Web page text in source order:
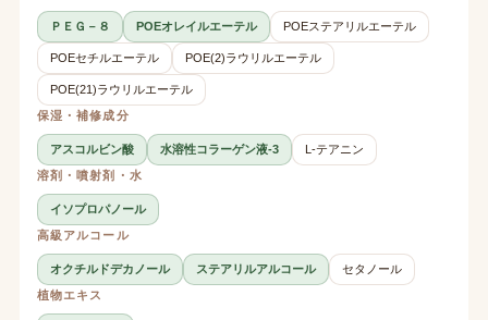
ＰＥＧ－８ POEオレイルエーテル POEステアリルエーテル
POEセチルエーテル POE(2)ラウリルエーテル
POE(21)ラウリルエーテル
保湿・補修成分
アスコルビン酸 水溶性コラーゲン液-3
L-テアニン
溶剤・噴射剤・水
イソプロパノール
高級アルコール
オクチルドデカノール ステアリルアルコール
セタノール
植物エキス